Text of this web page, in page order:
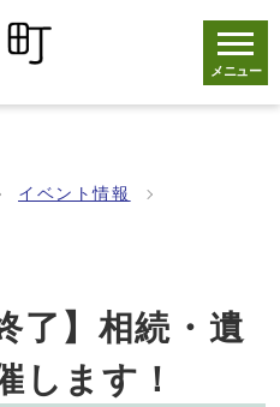
メニュー
イベント情報
了】相続・遺
します！